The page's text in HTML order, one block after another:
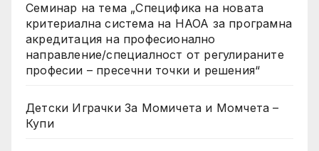
Семинар на тема „Специфика на новата
критериална система на НАОА за програмна
акредитация на професионално
направление/специалност от регулираните
професии – пресечни точки и решения“
Детски Играчки За Момичета и Момчета –
Купи